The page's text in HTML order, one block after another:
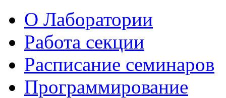
О Лаборатории
Работа секции
Расписание семинаров
Программирование